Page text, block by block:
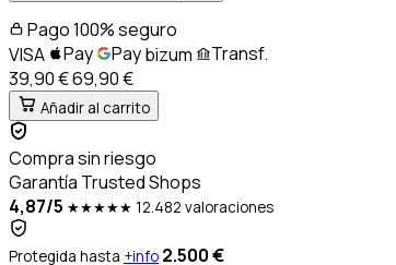
Pago 100% seguro
VISA
Pay Paybizum
Transf.
39,90 €69,90€
Añadir al carrito
Compra sin riesgo
Garantía Trusted Shops
4,87/5 ★★★★★ 12.482 valoraciones
Protegida hasta +info 2.500 €